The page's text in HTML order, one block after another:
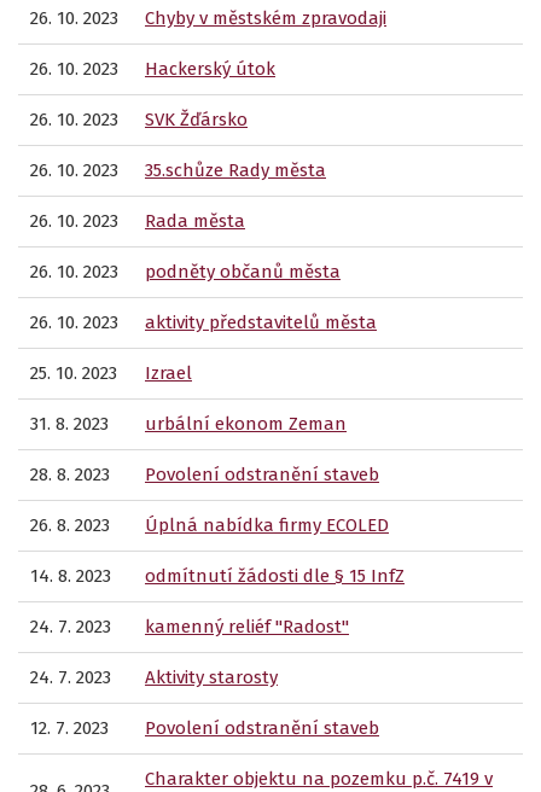
26. 10. 2023 Chyby v městském zpravodaji
26. 10. 2023 Hackerský útok
26. 10. 2023 SVK Žďársko
26. 10. 2023 35.schůze Rady města
26. 10. 2023 Rada města
26. 10. 2023 podněty občanů města
26. 10. 2023 aktivity představitelů města
25. 10. 2023 Izrael
31. 8. 2023 urbální ekonom Zeman
28. 8. 2023 Povolení odstranění staveb
26. 8. 2023 Úplná nabídka firmy ECOLED
14. 8. 2023 odmítnutí žádosti dle § 15 InfZ
24. 7. 2023 kamenný reliéf "Radost"
24. 7. 2023 Aktivity starosty
12. 7. 2023 Povolení odstranění staveb
Charakter objektu na pozemku p.č. 7419 v